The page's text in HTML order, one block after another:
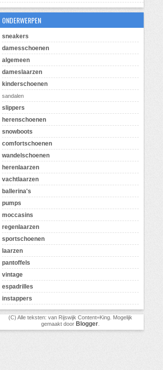
ONDERWERPEN
sneakers
damesschoenen
algemeen
dameslaarzen
kinderschoenen
sandalen
slippers
herenschoenen
snowboots
comfortschoenen
wandelschoenen
herenlaarzen
vachtlaarzen
ballerina's
pumps
moccasins
regenlaarzen
sportschoenen
laarzen
pantoffels
vintage
espadrilles
instappers
(C) Alle teksten: van Rijswijk Content=King. Mogelijk
gemaakt door Blogger